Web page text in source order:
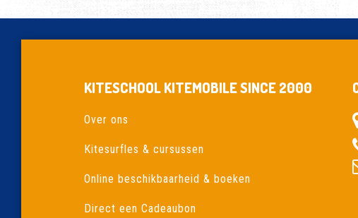
KITESCHOOL KITEMOBILE SINCE 2000
Over ons
Kitesurfles & cursussen
Online beschikbaarheid & boeken
Direct een Cadeaubon